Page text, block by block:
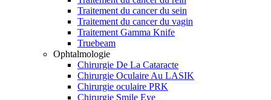
Traitement du cancer du sein
Traitement du cancer du vagin
Traitement Gamma Knife
Truebeam
Ophtalmologie
Chirurgie De La Cataracte
Chirurgie Oculaire Au LASIK
Chirurgie oculaire PRK
Chirurgie Smile Eye